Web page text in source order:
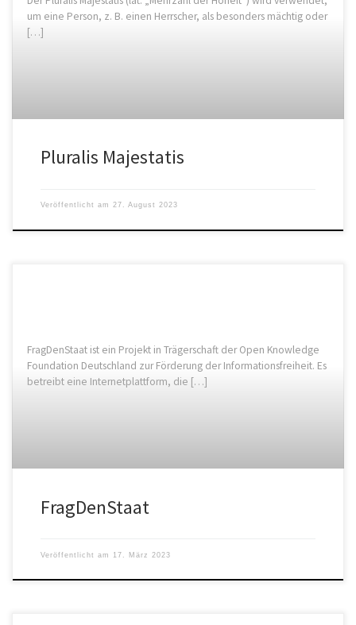
um eine Person, z. B. einen Herrscher, als besonders mächtig oder
[…]
Pluralis Majestatis
Veröffentlicht am 27. August 2023
FragDenStaat ist ein Projekt in Trägerschaft der Open Knowledge
Foundation Deutschland zur Förderung der Informationsfreiheit. Es
betreibt eine Internetplattform, die […]
FragDenStaat
Veröffentlicht am 17. März 2023